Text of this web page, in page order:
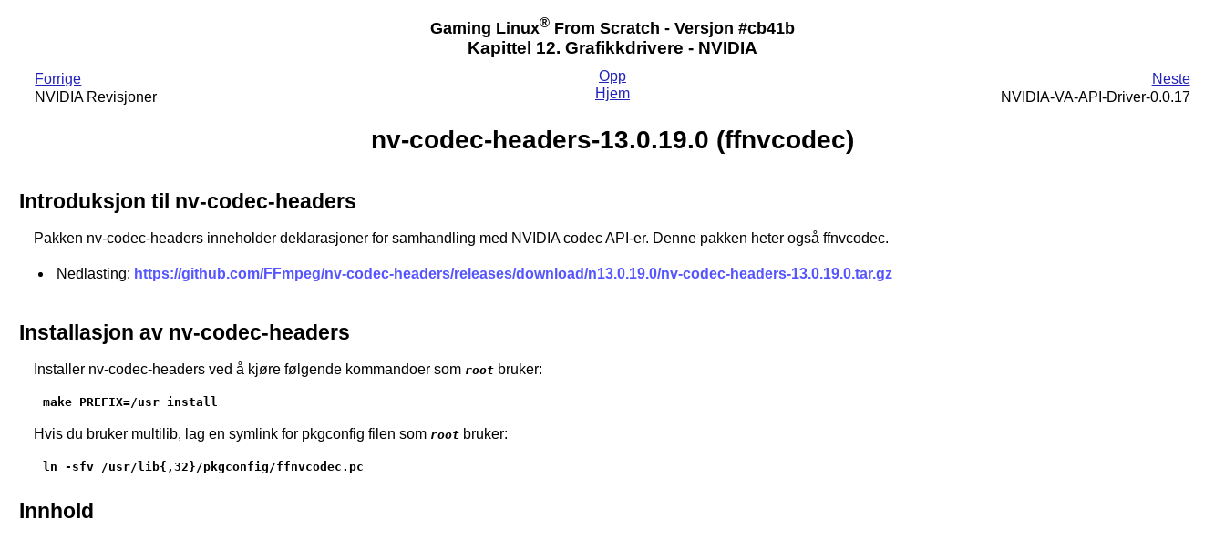
Gaming Linux® From Scratch - Versjon #cb41b
Kapittel 12. Grafikkdrivere - NVIDIA
Forrige
NVIDIA Revisjoner
Neste
NVIDIA-VA-API-Driver-0.0.17
Opp
Hjem
nv-codec-headers-13.0.19.0 (ffnvcodec)
Introduksjon til nv-codec-headers
Pakken nv-codec-headers inneholder deklarasjoner for samhandling med NVIDIA codec API-er. Denne pakken heter også ffnvcodec.
Nedlasting: https://github.com/FFmpeg/nv-codec-headers/releases/download/n13.0.19.0/nv-codec-headers-13.0.19.0.tar.gz
Installasjon av nv-codec-headers
Installer nv-codec-headers ved å kjøre følgende kommandoer som rootbruker:
make PREFIX=/usr install
Hvis du bruker multilib, lag en symlink for pkgconfig filen som rootbruker:
ln -sfv /usr/lib{,32}/pkgconfig/ffnvcodec.pc
Innhold